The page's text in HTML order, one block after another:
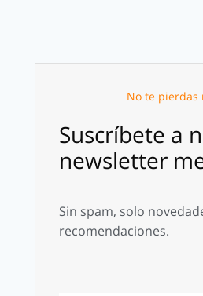
No te pierdas
Suscríbete a
newsletter
Sin spam, solo
recomendaciones.